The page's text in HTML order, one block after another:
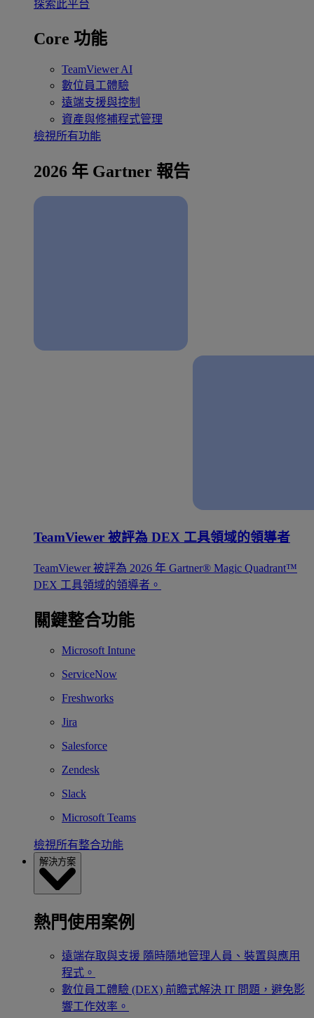
探索此平台
Core 功能
TeamViewer AI
數位員工體驗
遠端支援與控制
資產與修補程式管理
檢視所有功能
2026 年 Gartner 報告
TeamViewer 被評為 DEX 工具領域的領導者
TeamViewer 被評為 2026 年 Gartner® Magic Quadrant™
DEX 工具領域的領導者。
關鍵整合功能
Microsoft Intune
ServiceNow
Freshworks
Jira
Salesforce
Zendesk
Slack
Microsoft Teams
檢視所有整合功能
解決方案
熱門使用案例
遠端存取與支援 隨時隨地管理人員、裝置與應用
程式。
數位員工體驗 (DEX) 前瞻式解決 IT 問題，避免影
響工作效率。